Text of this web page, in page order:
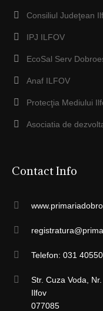
Consiliul Judeţean
IPJ ILFOV
EcoSal Serv
Anaf ILFOV
Protecţia Mediului
Asociatia de
Contact Info
Telefon: 031
Str. Cuza Voda,
Ilfov
077085